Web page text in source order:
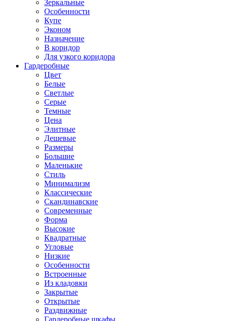
Зеркальные
Особенности
Купе
Эконом
Назначение
В коридор
Для узкого коридора
Гардеробные
Цвет
Белые
Светлые
Серые
Темные
Цена
Элитные
Дешевые
Размеры
Большие
Маленькие
Стиль
Минимализм
Классические
Скандинавские
Современные
Форма
Высокие
Квадратные
Угловые
Низкие
Особенности
Встроенные
Из кладовки
Закрытые
Открытые
Раздвижные
Гардеробные шкафы